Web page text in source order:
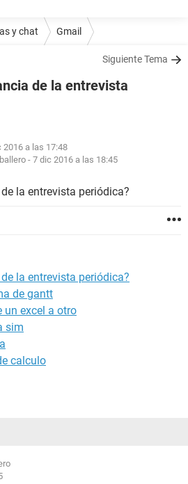
y chat Gmail
Siguiente Tema
de la entrevista
2016 a las 17:48
- 7 dic 2016 a las 18:45
la entrevista periódica?
la entrevista periódica?
de gantt
un excel a otro
sim
calculo